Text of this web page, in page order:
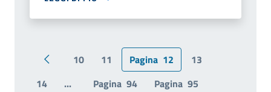
Pagina precedente
10 11 Pagina 12
13
14
... Pagina 94 Pagina 95